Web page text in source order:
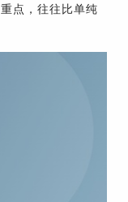
点，往往比单纯